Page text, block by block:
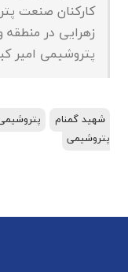
کارکنان صنعت
زهرایی در
پتروشیمی امیر
شهید گمنام
پتروشیمی